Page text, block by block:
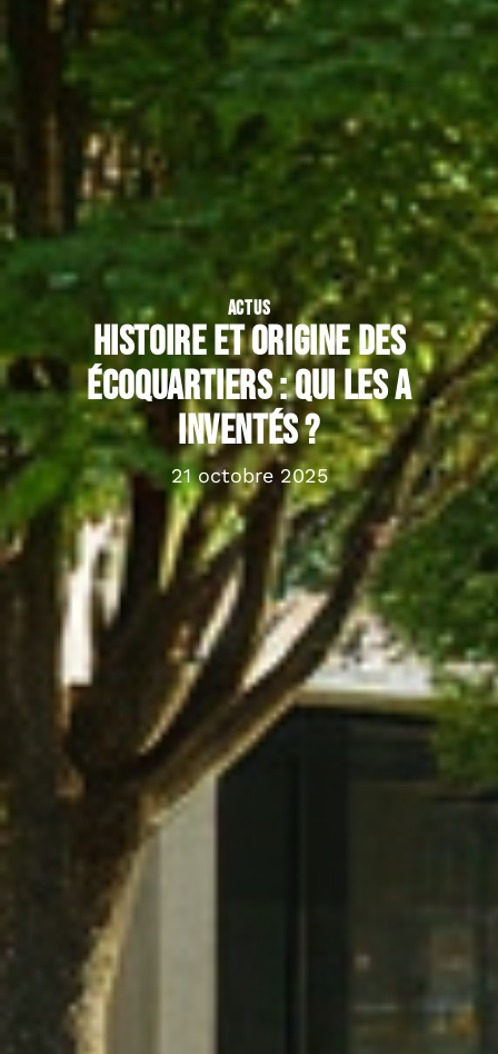
ACTUS
Histoire et origine des
écoquartiers : qui les a
inventés ?
21 octobre 2025